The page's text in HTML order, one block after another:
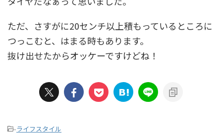
ただ、さすがに20センチ以上積もっているところに
つっこむと、はまる時もあります。
抜け出せたからオッケーですけどね！
-ライフスタイル